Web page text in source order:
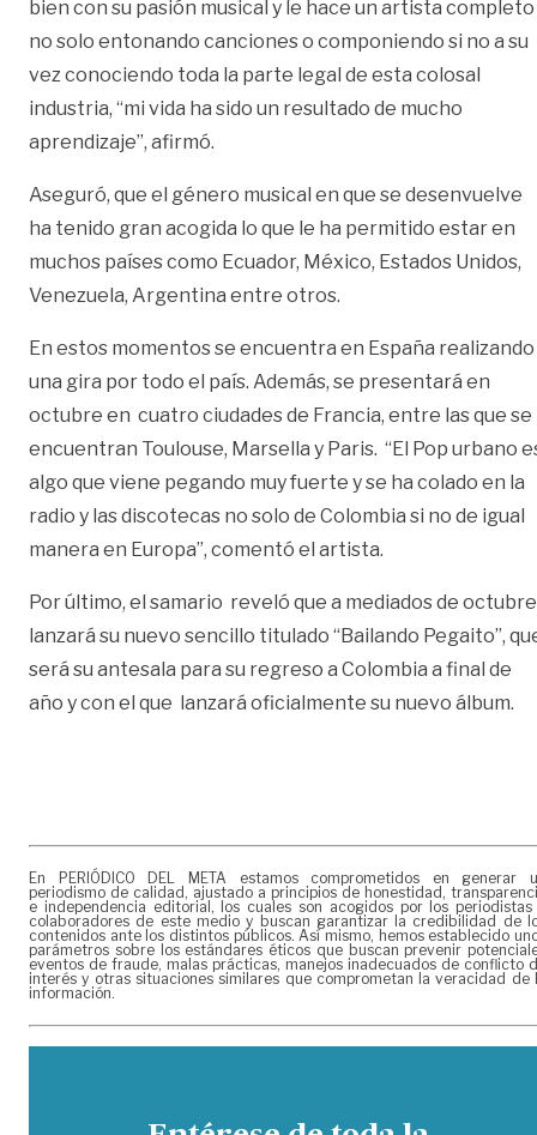
bien con su pasión musical y le hace un artista completo
no solo entonando canciones o componiendo si no a su
vez conociendo toda la parte legal de esta colosal
industria, “mi vida ha sido un resultado de mucho
aprendizaje”, afirmó.
Aseguró, que el género musical en que se desenvuelve
ha tenido gran acogida lo que le ha permitido estar en
muchos países como Ecuador, México, Estados Unidos,
Venezuela, Argentina entre otros.
En estos momentos se encuentra en España realizando
una gira por todo el país. Además, se presentará en
octubre en cuatro ciudades de Francia, entre las que se
encuentran Toulouse, Marsella y Paris. “El Pop urbano
algo que viene pegando muy fuerte y se ha colado en la
radio y las discotecas no solo de Colombia si no de igual
manera en Europa”, comentó el artista.
Por último, el samario reveló que a mediados de octubre
lanzará su nuevo sencillo titulado “Bailando Pegaito”,
será su antesala para su regreso a Colombia a final de
año y con el que lanzará oficialmente su nuevo álbum.
En PERIÓDICO DEL META estamos comprometidos en generar
periodismo de calidad, ajustado a principios de honestidad,
e independencia editorial, los cuales son acogidos por los periodistas
colaboradores de este medio y buscan garantizar la credibilidad de
contenidos ante los distintos públicos. Así mismo, hemos establecido
parámetros sobre los estándares éticos que buscan prevenir
eventos de fraude, malas prácticas, manejos inadecuados de conflicto
interés y otras situaciones similares que comprometan la veracidad de
información.